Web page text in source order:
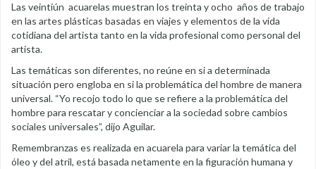
Las veintiún acuarelas muestran los treinta y ocho años de trabajo
en las artes plásticas basadas en viajes y elementos de la vida
cotidiana del artista tanto en la vida profesional como personal del
artista.
Las temáticas son diferentes, no reúne en si a determinada
situación pero engloba en si la problemática del hombre de manera
universal. “Yo recojo todo lo que se refiere a la problemática del
hombre para rescatar y concienciar a la sociedad sobre cambios
sociales universales”, dijo Aguilar.
Remembranzas es realizada en acuarela para variar la temática del
óleo y del atril, está basada netamente en la figuración humana y